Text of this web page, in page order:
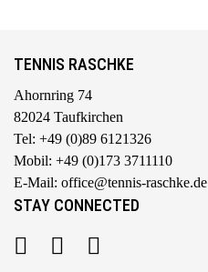
TENNIS RASCHKE
Ahornring 74
82024 Taufkirchen
Tel: +49 (0)89 6121326
Mobil: +49 (0)173 3711110
E-Mail: office@tennis-raschke.de
STAY CONNECTED